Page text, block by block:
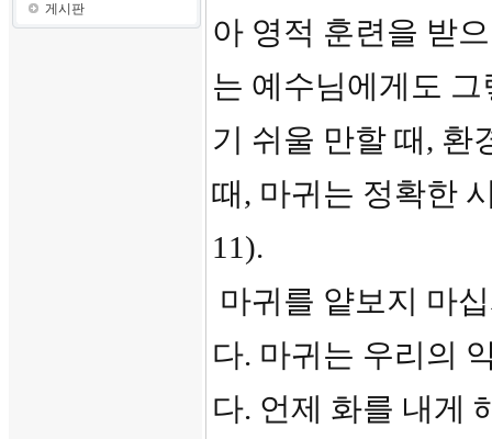
게시판
아 영적 훈련을 받
는 예수님에게도
기 쉬울 만할 때, 환
때, 마귀는 정확한
11).
마귀를 얕보지 마
다. 마귀는 우리의
다. 언제 화를 내게